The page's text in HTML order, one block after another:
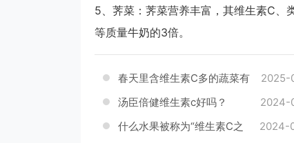
5、荠菜：荠菜营养丰富，其维生素C、
等质量牛奶的3倍。
春天里含维生素C多的蔬菜有
哪些？
2025-
汤臣倍健维生素c好吗？
2024-
什么水果被称为“维生素C之
2024-